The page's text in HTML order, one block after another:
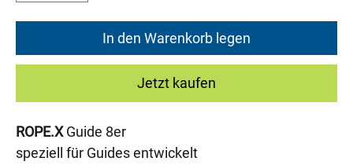
In den Warenkorb legen
Jetzt kaufen
ROPE.XGuide 8er
speziell für Guides entwickelt